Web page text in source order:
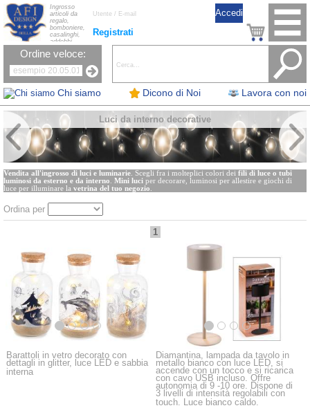
Chi siamo Dicono di Noi Lavora con noi
Registrati
Ingrosso
articoli da
regalo,
bomboniere,
casalinghi,
addobbi
natalizi, nastri,
oggettistica,
la tavola, fiori
artificiali e
candele.
Ordine veloce:
Luci da interno decorative
Vendita all'ingrosso di luci e luminarie . Scegli fra i molteplici colori dei fili di luce o tubi
luminosi da esterno e da interno
Mini luci per decorare, luminosi per allestire e giochi di
luce per illuminare la vetrina del tuo negozio
Ordina per
1
Barattoli in vetro decorato con
dettagli in glitter, luce LED e sabbia
interna
Diamantina, lampada da tavolo in
metallo bianco con luce LED, si
accende con un tocco e si ricarica
con cavo USB incluso. Offre
autonomia di 9 -10 ore. Dispone di
3 livelli di intensità regolabili con
touch. Luce bianco caldo.